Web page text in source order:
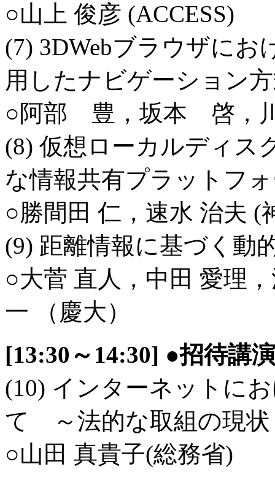
○山上 俊彦 (ACCESS)
(7) 3DWebブラウザにお
用したナビゲーション
○阿部 豊，坂本 啓，
(8) 仮想ローカルディス
な情報共有プラットフ
○勝間田 仁，速水 治夫 (
(9) 距離情報に基づく動
○大菅 直人，中田 愛理
一 （慶大）
[13:30～14:30] ●招待講演
(10) インターネットに
て ～法的な取組の現状
○山田 真貴子(総務省)